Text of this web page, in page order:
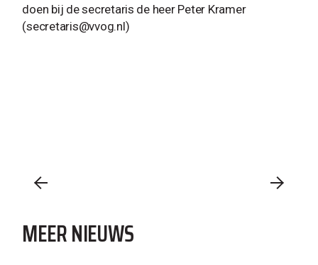
doen bij de secretaris de heer Peter Kramer
(secretaris@vvog.nl)
MEER NIEUWS